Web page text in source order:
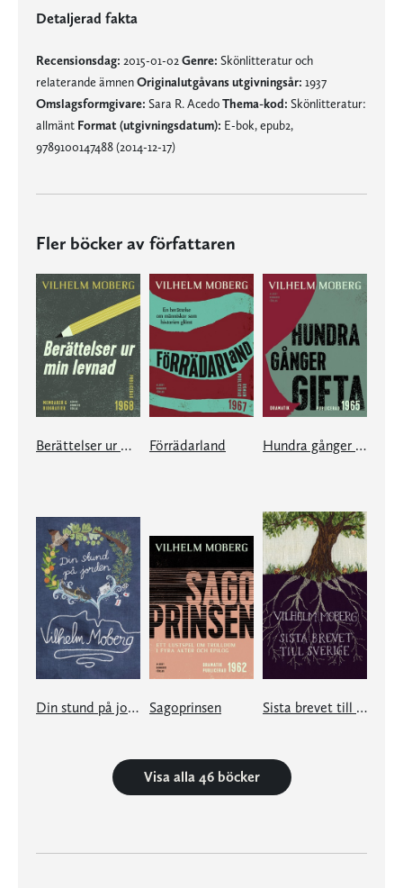
Detaljerad fakta
Recensionsdag: 2015-01-02 Genre: Skönlitteratur och
relaterande ämnenOriginalutgåvans utgivningsår: 1937
Omslagsformgivare: Sara R. AcedoThema-kod: Skönlitteratur:
allmänt Format (utgivningsdatum): E-bok, epub2,
9789100147488 (2014-12-17)
Fler böcker av författaren
Berättelser ur min levnad Förrädarland Hundra gånger gifta
Din stund på jorden Sagoprinsen Sista brevet till Sverige
Visa alla 46 böcker